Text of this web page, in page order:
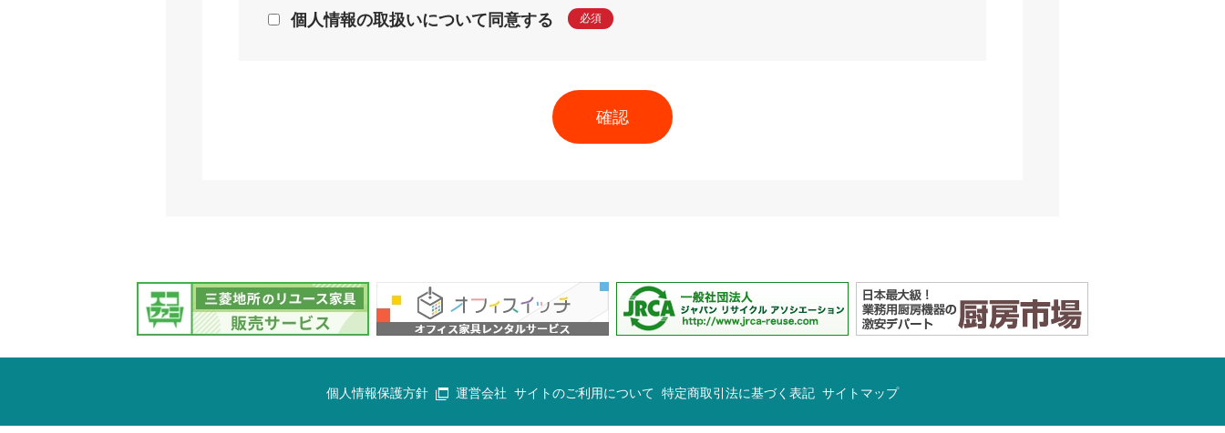
個人情報の取扱いについて同意する 必須
個人情報保護方針 運営会社 サイトのご利用について 特定商取引法に基づく表記 サイトマップ